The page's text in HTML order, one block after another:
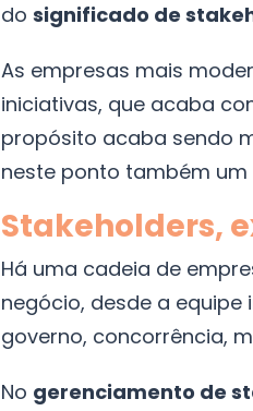
do significado de
As empresas mais
iniciativas, que acaba
propósito acaba sendo
neste ponto também
Stakeholders,
Há uma cadeia de
negócio, desde a
governo, concorrência,
No gerenciamento de